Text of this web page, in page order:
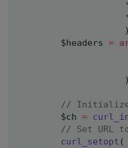
)
$headers =
)
// Initialize
$ch =
// Set URL to
curl_setopt (